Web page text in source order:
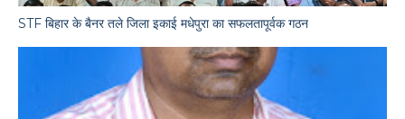
STF बिहार के बैनर तले जिला इकाई मधेपुरा का सफलतापूर्वक गठन